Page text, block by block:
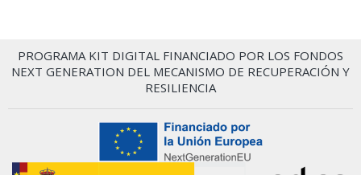
PROGRAMA KIT DIGITAL FINANCIADO POR LOS FONDOS
NEXT GENERATION DEL MECANISMO DE RECUPERACIÓN Y
RESILIENCIA